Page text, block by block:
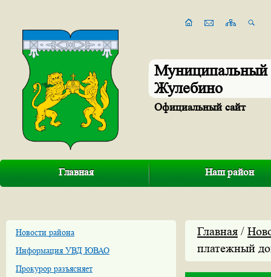
Муниципальный
Жулебино
Официальный сайт
Главная Наш район
Новости района
Информация УВД ЮВАО
Прокурор разъясняет
Главная /
платежный